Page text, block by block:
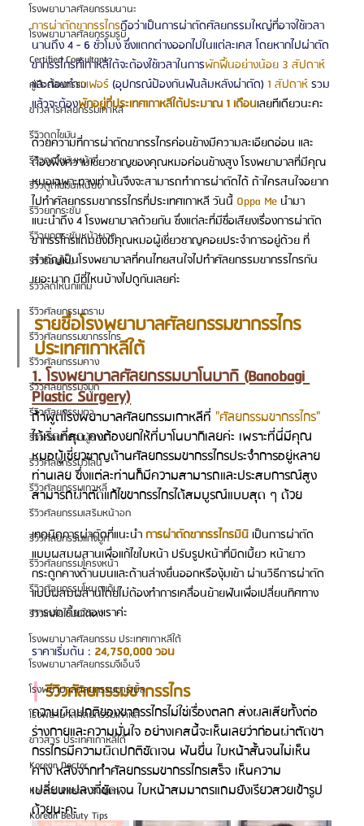
โรงพยาบาลศัลยกรรมนานะ
โรงพยาบาลศัลยกรรมรูบี
Certified Consultant
คู่มือศัลยกรรม
ข่าวสารศัลยกรรมเกาหลี
รีวิวดูดไขมัน
รีวิวดูดไขมันหน้า
รีวิวดูดไขมันเหนียง
รีวิวยกกระชับ
รีวิวยกกระชับหน้าผาก
รีวิวร้อยไหม
รีวิวลดโหนกแก้ม
รีวิวศัลยกรรมกราม
รีวิวศัลยกรรมขากรรไกร
รีวิวศัลยกรรมคาง
รีวิวศัลยกรรมจมูก
รีวิวศัลยกรรมตา
รีวิวศัลยกรรมผู้ชาย
รีวิวศัลยกรรมวีไลน์
รีวิวศัลยกรรมเกาหลี
รีวิวศัลยกรรมเสริมหน้าอก
รีวิวศัลยกรรมแก้จมูก
รีวิวศัลยกรรมโครงหน้า
รีวิวศัลยกรรมโหนกแก้ม
รีวิวเกลี่ยไขมันใต้ตา
โรงพยาบาลศัลยกรรม ประเทศเกาหลีใต้
โรงพยาบาลศัลยกรรมจีเอ็นจี
โรงพยาบาลศัลยกรรมมาร์เบิ้ล
โรงพยาบาลศัลยกรรมเกาหลี
ข่าวสาร ประเทศเกาหลีใต้
Korean Doctor
Korean Plastic Surgery
Korean Beauty Tips
การผ่าตัดขากรรไกรถือว่าเป็นการผ่าตัดศัลยกรรมใหญ่ที่อาจใช้เวลา
นานถึง 4 - 6 ชั่วโมง ซึ่งแตกต่างออกไปในแต่ละเคส โดยหากไปผ่าตัด
ขากรรไกรที่เกาหลีใต้จะต้องใช้เวลาในการพักฟื้นอย่างน้อย 3 สัปดาห์
และต้องทำเวเฟอร์ (อุปกรณ์ป้องกันฟันล้มหลังผ่าตัด) 1 สัปดาห์ รวม
แล้วจะต้องพักอยู่ที่ประเทศเกาหลีใต้ประมาณ 1 เดือนเลยทีเดียวนะคะ
ด้วยความที่การผ่าตัดขากรรไกรค่อนข้างมีความละเอียดอ่อน และ
ต้องพึ่งความเชี่ยวชาญของคุณหมอค่อนข้างสูง โรงพยาบาลที่มีคุณ
หมอเฉพาะทางเท่านั้นจึงจะสามารถทำการผ่าตัดได้ ถ้าใครสนใจอยาก
ไปทำศัลยกรรมขากรรไกรที่ประเทศเกาหลี วันนี้ Oppa Me นำมา
แนะนำถึง 4 โรงพยาบาลด้วยกัน ซึ่งแต่ละที่มีชื่อเสียงเรื่องการผ่าตัด
ขากรรไกรแถมยังมีคุณหมอผู้เชี่ยวชาญคอยประจำการอยู่ด้วย ที่
สำคัญเป็นโรงพยาบาลที่คนไทยสนใจไปทำศัลยกรรมขากรรไกรกัน
เยอะมาก มีที่ไหนบ้างไปดูกันเลยค่ะ
รายชื่อโรงพยาบาลศัลยกรรมขากรรไกร
ประเทศเกาหลีใต้
1. โรงพยาบาลศัลยกรรมบาโนบากิ (Banobagi
Plastic Surgery)
ถ้าพูดโรงพยาบาลศัลยกรรมเกาหลีที่ "ศัลยกรรมขากรรไกร"
ได้เริ่ดที่สุด คงต้องยกให้ที่บาโนบากิเลยค่ะ เพราะที่นี่มีคุณ
หมอผู้เชี่ยวชาญด้านศัลยกรรมขากรรไกรประจำการอยู่หลาย
ท่านเลย ซึ่งแต่ละท่านก็มีความสามารถและประสบการณ์สูง
สามารถผ่าตัดแก้ไขขากรรไกรได้สมบูรณ์แบบสุด ๆ ด้วย
เทคนิคการผ่าตัดที่แนะนำการผ่าตัดขากรรไกรมินิ เป็นการผ่าตัด
แบบผสมผสานเพื่อแก้ไขใบหน้า ปรับรูปหน้าที่บิดเบี้ยว หน้ายาว
กระดูกคางด้านบนและด้านล่างยื่นออกหรืองุ้มเข้า ผ่านวิธีการผ่าตัด
แบบผสมผสานโดยไม่ต้องทำการเคลื่อนย้ายฟันเพื่อเปลี่ยนทิศทาง
การบดเคี้ยวของเราค่ะ
ราคาเริ่มต้น : 24,750,000 วอน
| รีวิวศัลยกรรมขากรรไกร
ความผิดปกติของขากรรไกรไม่ใช่เรื่องตลก ส่งผลเสียทั้งต่อ
ร่างกายและความมั่นใจ อย่างเคสนี้จะเห็นเลยว่าก่อนผ่าตัดขา
กรรไกรมีความผิดปกติชัดเจน ฟันยื่น ใบหน้าสั้นจนไม่เห็น
คาง หลังจากทำศัลยกรรมขากรรไกรเสร็จ เห็นความ
เปลี่ยนแปลงที่ชัดเจน ใบหน้าสมมาตรแถมยังเรียวสวยเข้ารูป
ด้วยนะคะ